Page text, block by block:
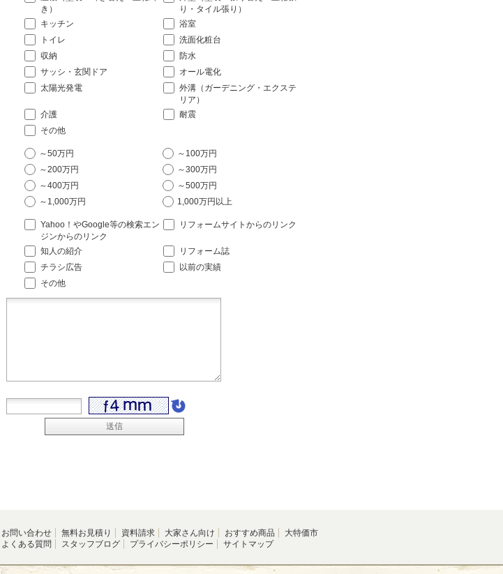
き）
り・タイル張り）
キッチン
浴室
トイレ
洗面化粧台
収納
防水
サッシ・玄関ドア
オール電化
太陽光発電
外溝（ガーデニング・エクステ
リア）
介護
耐震
その他
～50万円
～100万円
～200万円
～300万円
～400万円
～500万円
～1,000万円
1,000万円以上
Yahoo！やGoogle等の検索エン
ジンからのリンク
リフォームサイトからのリンク
知人の紹介
リフォーム誌
チラシ広告
以前の実績
その他
お問い合わせ 無料お見積り 資料請求 大家さん向け おすすめ商品
大特価市
よくある質問 スタッフブログ プライバシーポリシー サイトマップ